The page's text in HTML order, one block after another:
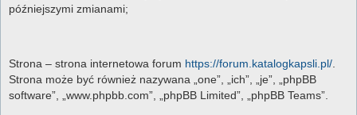
późniejszymi zmianami;
Strona – strona internetowa forum https://forum.katalogkapsli.pl/
Strona może być również nazywana „one”, „ich”, „je”, „phpBB
software”, „www.phpbb.com”, „phpBB Limited”, „phpBB Teams”.